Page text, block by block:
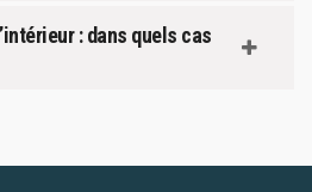
: dans quels cas